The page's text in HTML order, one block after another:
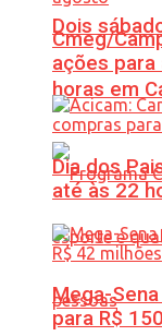
Dois
horas em
Cmeg/
ações
Dia dos
até às 22
Mega-
para R$